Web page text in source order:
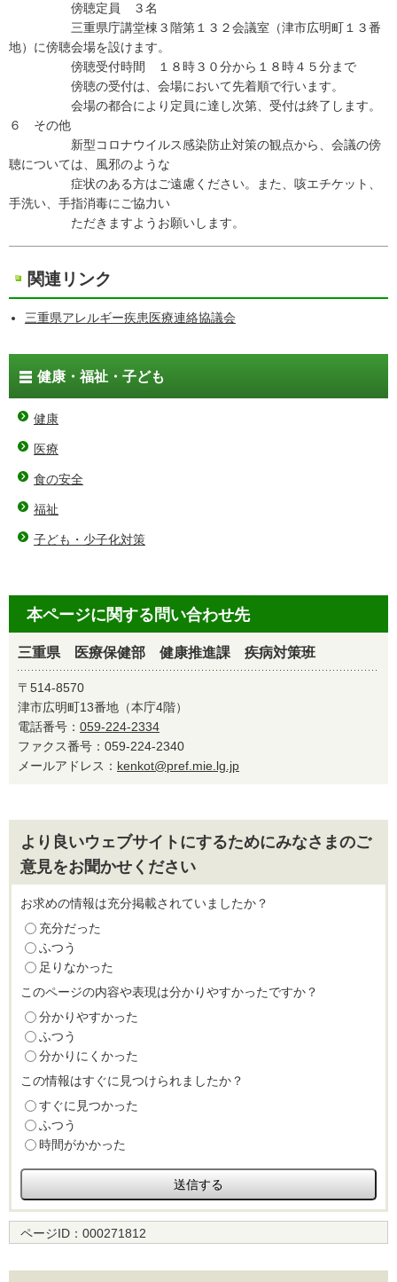
傍聴定員 ３名
三重県庁講堂棟３階第１３２会議室（津市広明町１３番
地）に傍聴会場を設けます。
傍聴受付時間 １８時３０分から１８時４５分まで
傍聴の受付は、会場において先着順で行います。
会場の都合により定員に達し次第、受付は終了します。
６ その他
新型コロナウイルス感染防止対策の観点から、会議の傍
聴については、風邪のような
症状のある方はご遠慮ください。また、咳エチケット、
手洗い、手指消毒にご協力い
ただきますようお願いします。
関連リンク
三重県アレルギー疾患医療連絡協議会
健康・福祉・子ども
健康
医療
食の安全
福祉
子ども・少子化対策
本ページに関する問い合わせ先
三重県 医療保健部 健康推進課 疾病対策班
〒514-8570
津市広明町13番地（本庁4階）
電話番号： 059-224-2334
ファクス番号：059-224-2340
メールアドレス： kenkot@pref.mie.lg.jp
より良いウェブサイトにするためにみなさまのご
意見をお聞かせください
お求めの情報は充分掲載されていましたか？
充分だった
ふつう
足りなかった
このページの内容や表現は分かりやすかったですか？
分かりやすかった
ふつう
分かりにくかった
この情報はすぐに見つけられましたか？
すぐに見つかった
ふつう
時間がかかった
ページID： 000271812